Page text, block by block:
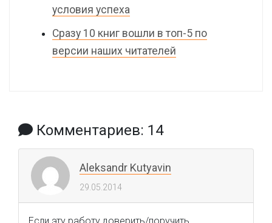
условия успеха
Сразу 10 книг вошли в топ-5 по
версии наших читателей
Комментариев: 14
Aleksandr Kutyavin
29.05.2014